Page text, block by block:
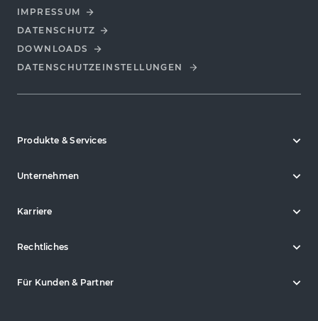
IMPRESSUM
DATENSCHUTZ
DOWNLOADS
DATENSCHUTZ­EINSTELLUNGEN
Produkte & Services
Unternehmen
Karriere
Rechtliches
Für Kunden & Partner